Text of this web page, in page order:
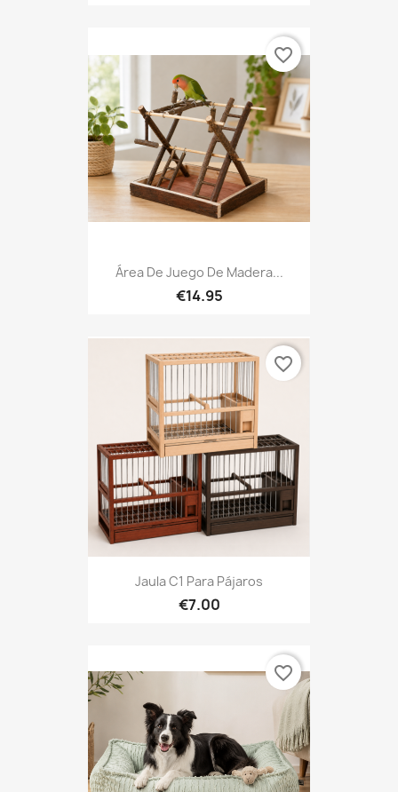
Área De Juego De Madera...
€14.95
favorite_border
Jaula C1 Para Pájaros
€7.00
favorite_border
favorite_border